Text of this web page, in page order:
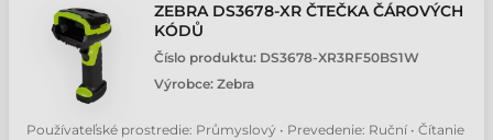
ZEBRA DS3678-XR ČTEČKA ČÁROVÝCH
KÓDŮ
Číslo produktu: DS3678-XR3RF50BS1W
Výrobce: Zebra
Používateľské prostredie: Průmyslový • Prevedenie: Ruční • Čítanie